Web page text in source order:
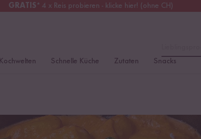
GRATIS* 4 x Reis probieren - klicke hier! (ohne CH)
Kostenloser Versand
Kochwelten Schnelle Küche Zutaten Snacks